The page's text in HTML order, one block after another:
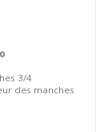
3/4
des manches